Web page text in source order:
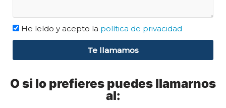
He leído y acepto la política de privacidad
Te llamamos
O si lo prefieres puedes llamarnos
al: